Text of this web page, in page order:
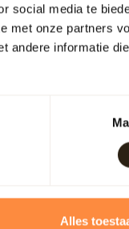
social media te
met onze partners
andere informatie
Alles